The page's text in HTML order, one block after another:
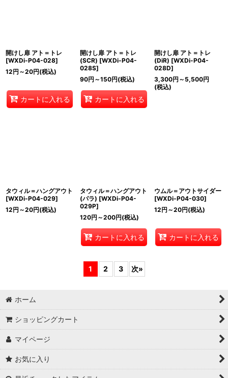
開けし扉 アト＝トレ
[WXDi-P04-028]
12円 ～20円(税込)
カートに入れる
開けし扉 アト＝トレ
(SCR) [WXDi-P04-
028S]
90円 ～150円(税込)
カートに入れる
開けし扉 アト＝トレ
(DiR) [WXDi-P04-
028D]
3,300円 ～5,500円
(税込)
タウィル＝ハングアウト
[WXDi-P04-029]
12円 ～20円(税込)
タウィル＝ハングアウト
(パラ) [WXDi-P04-
029P]
120円 ～200円(税込)
カートに入れる
ウムル＝アウトサイダー
[WXDi-P04-030]
12円 ～20円(税込)
カートに入れる
1 2 3 次»
ホーム
ショッピングカート
マイページ
お気に入り